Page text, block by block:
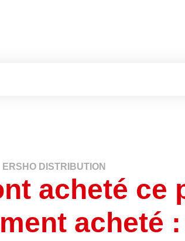
ERSHO DISTRIBUTION
acheté ce
acheté :